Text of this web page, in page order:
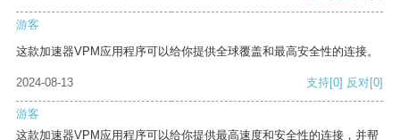
游客
这款加速器VPM应用程序可以给你提供全球覆盖和最高安全性的连接。
2024-08-13 支持[0] 反对[0]
游客
这款加速器VPM应用程序可以给你提供最高速度和安全性的连接，并帮